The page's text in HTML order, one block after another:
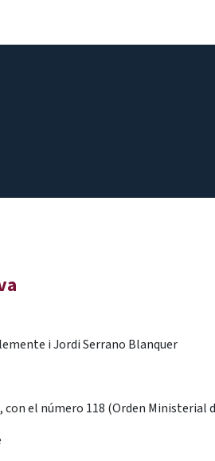
i Jordi Serrano Blanquer
el número 118 (Orden Ministerial